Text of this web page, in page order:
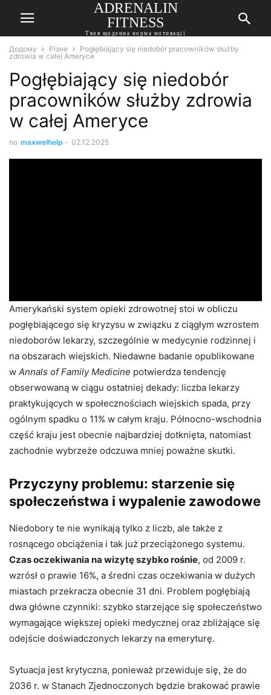
ADRENALIN
FITNESS
Твоя щоденна норма мотивації
Додому Різне
Pogłębiający się niedobór pracowników służby
zdrowia w całej Ameryce
Pogłębiający się niedobór
pracowników służby zdrowia
w całej Ameryce
по maxwelhelp - 02.12.2025
Amerykański system opieki zdrowotnej stoi w obliczu
pogłębiającego się kryzysu w związku z ciągłym wzrostem
niedoborów lekarzy, szczególnie w medycynie rodzinnej i
na obszarach wiejskich. Niedawne badanie opublikowane
w Annals of Family Medicine potwierdza tendencję
obserwowaną w ciągu ostatniej dekady: liczba lekarzy
praktykujących w społecznościach wiejskich spada, przy
ogólnym spadku o 11% w całym kraju. Północno-wschodnia
część kraju jest obecnie najbardziej dotknięta, natomiast
zachodnie wybrzeże odczuwa mniej poważne skutki.
Przyczyny problemu: starzenie się
społeczeństwa i wypalenie zawodowe
Niedobory te nie wynikają tylko z liczb, ale także z
rosnącego obciążenia i tak już przeciążonego systemu.
Czas oczekiwania na wizytę szybko rośnie, od 2009 r.
wzrósł o prawie 16%, a średni czas oczekiwania w dużych
miastach przekracza obecnie 31 dni. Problem pogłębiają
dwa główne czynniki: szybko starzejące się społeczeństwo
wymagające większej opieki medycznej oraz zbliżające się
odejście doświadczonych lekarzy na emeryturę.
Sytuacja jest krytyczna, ponieważ przewiduje się, że do
2036 r. w Stanach Zjednoczonych będzie brakować prawie